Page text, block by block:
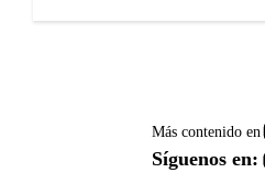
Más contenido en
Síguenos en: